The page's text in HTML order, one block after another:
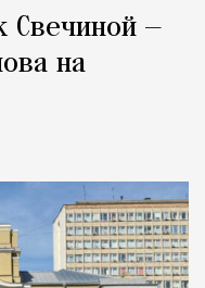
Свечиной —
на